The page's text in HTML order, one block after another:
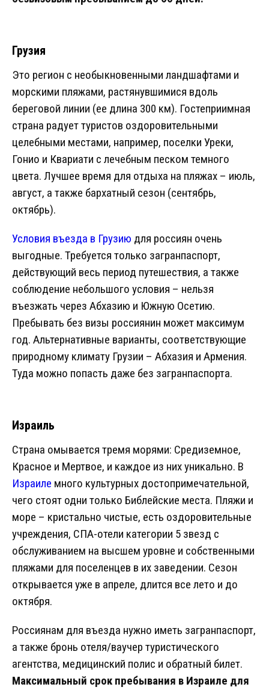
Грузия
Это регион с необыкновенными ландшафтами и
морскими пляжами, растянувшимися вдоль
береговой линии (ее длина 300 км). Гостеприимная
страна радует туристов оздоровительными
целебными местами, например, поселки Уреки,
Гонио и Квариати с лечебным песком темного
цвета. Лучшее время для отдыха на пляжах – июль,
август, а также бархатный сезон (сентябрь,
октябрь).
Условия въезда в Грузию для россиян очень
выгодные. Требуется только загранпаспорт,
действующий весь период путешествия, а также
соблюдение небольшого условия – нельзя
въезжать через Абхазию и Южную Осетию.
Пребывать без визы россиянин может максимум
год. Альтернативные варианты, соответствующие
природному климату Грузии – Абхазия и Армения.
Туда можно попасть даже без загранпаспорта.
Израиль
Страна омывается тремя морями: Средиземное,
Красное и Мертвое, и каждое из них уникально. В
Израиле много культурных достопримечательной,
чего стоят одни только Библейские места. Пляжи и
море – кристально чистые, есть оздоровительные
учреждения, СПА-отели категории 5 звезд с
обслуживанием на высшем уровне и собственными
пляжами для поселенцев в их заведении. Сезон
открывается уже в апреле, длится все лето и до
октября.
Россиянам для въезда нужно иметь загранпаспорт,
а также бронь отеля/ваучер туристического
агентства, медицинский полис и обратный билет.
Максимальный срок пребывания в Израиле для